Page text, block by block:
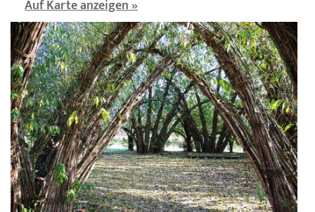
Auf Karte anzeigen »